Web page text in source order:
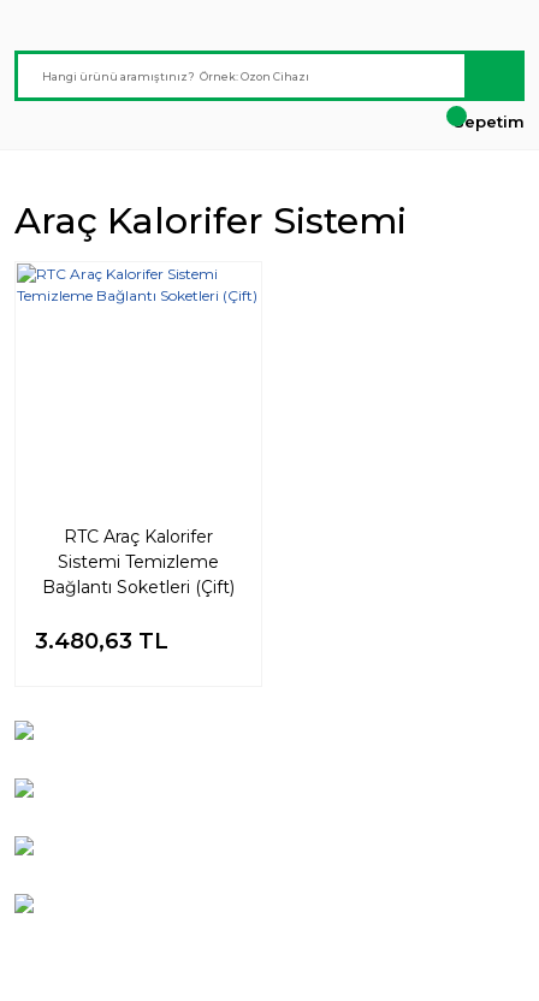
Sepetim
Araç Kalorifer Sistemi
RTC Araç Kalorifer
Sistemi Temizleme
Bağlantı Soketleri (Çift)
3.480,63 TL